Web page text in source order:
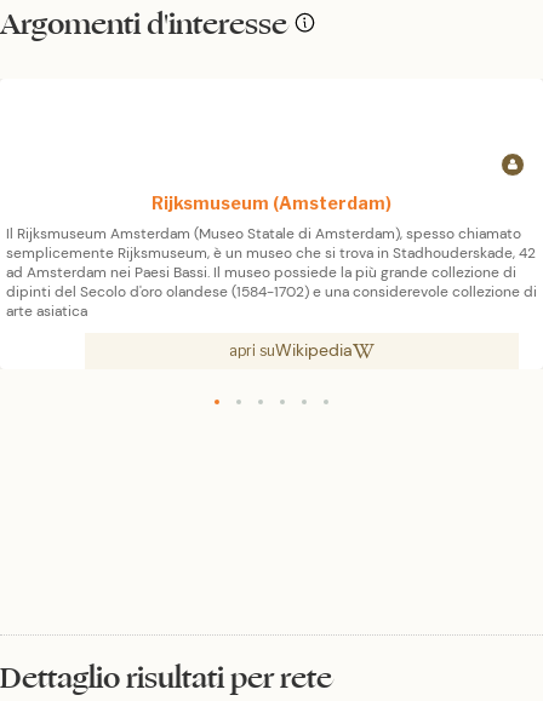
Argomenti d'interesse
Rijksmuseum (Amsterdam)
Il Rijksmuseum Amsterdam (Museo Statale di Amsterdam), spesso chiamato
semplicemente Rijksmuseum, è un museo che si trova in Stadhouderskade, 42
ad Amsterdam nei Paesi Bassi. Il museo possiede la più grande collezione di
dipinti del Secolo d'oro olandese (1584-1702) e una considerevole collezione di
arte asiatica
apri suWikipedia
Dettaglio risultati per rete